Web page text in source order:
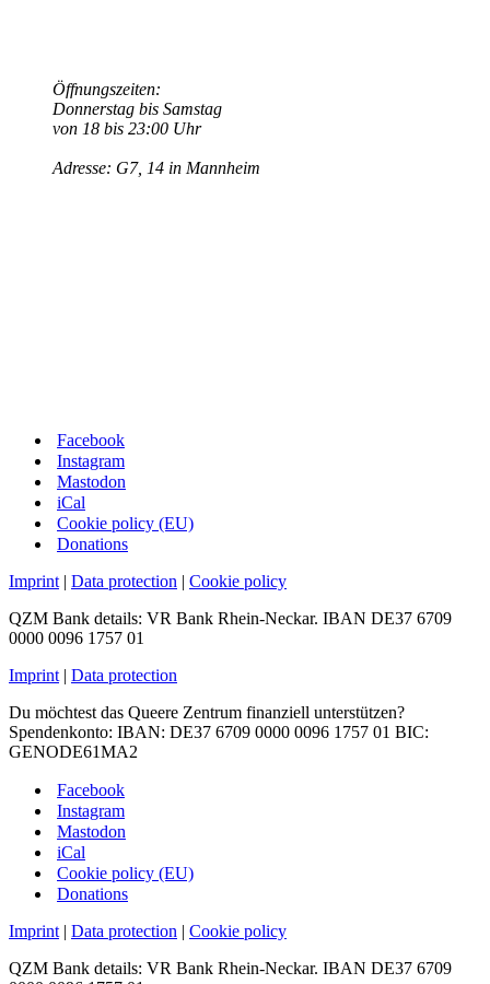
Öffnungszeiten:
Donnerstag bis Samstag
von 18 bis 23:00 Uhr
Adresse: G7, 14 in Mannheim
Facebook
Instagram
Mastodon
iCal
Cookie policy (EU)
Donations
Imprint | Data protection | Cookie policy
QZM Bank details: VR Bank Rhein-Neckar. IBAN DE37 6709
0000 0096 1757 01
Imprint | Data protection
Du möchtest das Queere Zentrum finanziell unterstützen?
Spendenkonto: IBAN: DE37 6709 0000 0096 1757 01 BIC:
GENODE61MA2
Facebook
Instagram
Mastodon
iCal
Cookie policy (EU)
Donations
Imprint | Data protection | Cookie policy
QZM Bank details: VR Bank Rhein-Neckar. IBAN DE37 6709